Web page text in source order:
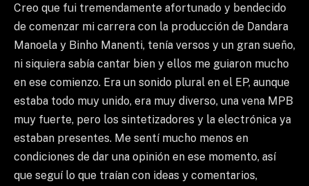
Creo que fui tremendamente afortunado y bendecido
de comenzar mi carrera con la producción de Dandara
Manoela y Binho Manenti, tenía versos y un gran sueño,
ni siquiera sabía cantar bien y ellos me guiaron mucho
en ese comienzo. Era un sonido plural en el EP, aunque
estaba todo muy unido, era muy diverso, una vena MPB
muy fuerte, pero los sintetizadores y la electrónica ya
estaban presentes. Me sentí mucho menos en
condiciones de dar una opinión en ese momento, así
que seguí lo que traían con ideas y comentarios,